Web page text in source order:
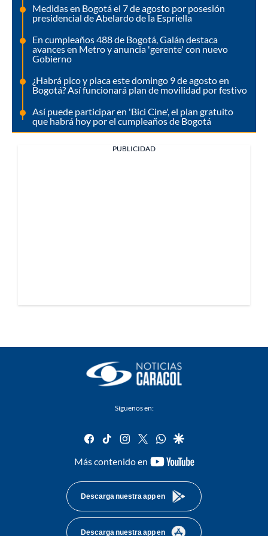
Medidas en Bogotá el 7 de agosto por posesión
presidencial de Abelardo de la Espriella
En cumpleaños 488 de Bogotá, Galán destaca
avances en Metro y anuncia 'gerente' con nuevo
Gobierno
¿Habrá pico y placa este domingo 9 de agosto en
Bogotá? Así funcionará plan de movilidad por festivo
Así puede participar en 'Bici Cine', el plan gratuito
que habrá hoy por el cumpleaños de Bogotá
PUBLICIDAD
Síguenos en:
facebook
tiktok instagram
twitterwhatsapp
google
Más contenido en
youtube-
Descarga nuestra app en
Descarga nuestra app en